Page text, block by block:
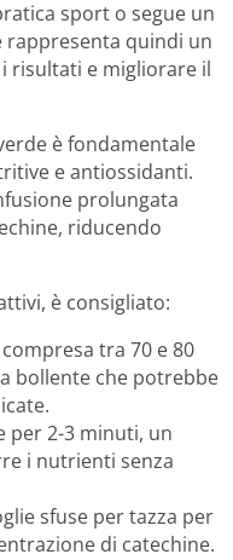
sport o segue un
rappresenta quindi un
risultati e migliorare il
è fondamentale
e antiossidanti.
prolungata
riducendo
è consigliato:
tra 70 e 80
bollente che potrebbe
per 2-3 minuti, un
i nutrienti senza
sfuse per tazza per
di catechine.